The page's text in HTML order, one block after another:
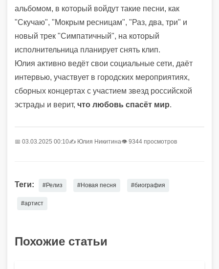
альбомом, в который войдут такие песни, как
"Скучаю", "Мокрым ресницам", "Раз, два, три" и
новый трек "Симпатичный", на который
исполнительница планирует снять клип.
Юлия активно ведёт свои социальные сети, даёт
интервью, участвует в городских мероприятиях,
сборных концертах с участием звезд российской
эстрады и верит, что любовь спасёт мир.
📅 03.03.2025 00:10✍️ Юлия Никитина👁 9344 просмотров
Теги: #Релиз #Новая песня #биография
#артист
Похожие статьи